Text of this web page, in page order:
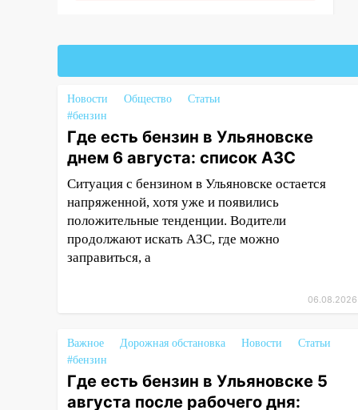
накопил 120 тысяч долга
11:49
опасность» на территории
Ульяновской области
11:30 Кабмин РФ разрешил до 1
июля 2027 года импорт, выпуск
и обращение бензина Евро 2,
Евро 3, Евро 4
11:12 Соцсети: на Рябикова
список АЗС
10:16
Внимание! В Ульяновской
области объявлена ракетная
Новости Общество
Статьи
#бензин
Где есть бензин в Ульяновске
днем 6 августа: список АЗС
Ситуация с бензином в Ульяновске остается
напряженной, хотя уже и появились
положительные тенденции. Водители
продолжают искать АЗС, где можно
заправиться, а
06.08.2026
Важное Дорожная обстановка Новости
Статьи
#бензин
Где есть бензин в Ульяновске 5
августа после рабочего дня: